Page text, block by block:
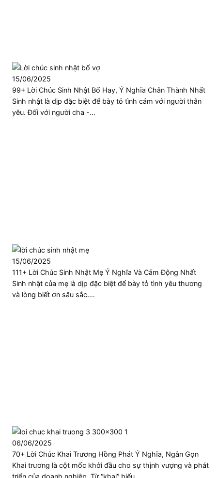
15/06/2025
99+ Lời Chúc Sinh Nhật Bố Hay, Ý Nghĩa Chân Thành Nhất
Sinh nhật là dịp đặc biệt để bày tỏ tình cảm với người thân
yêu. Đối với người cha -…
15/06/2025
111+ Lời Chúc Sinh Nhật Mẹ Ý Nghĩa Và Cảm Động Nhất
Sinh nhật của mẹ là dịp đặc biệt để bày tỏ tình yêu thương
và lòng biết ơn sâu sắc.…
06/06/2025
70+ Lời Chúc Khai Trương Hồng Phát Ý Nghĩa, Ngắn Gọn
Khai trương là cột mốc khởi đầu cho sự thịnh vượng và phát
triển của doanh nghiệp. Từ “khai” biểu…